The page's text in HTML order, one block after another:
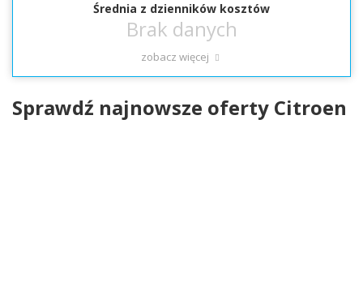
Średnia z dzienników kosztów
zobacz więcej
Sprawdź najnowsze oferty Citroen